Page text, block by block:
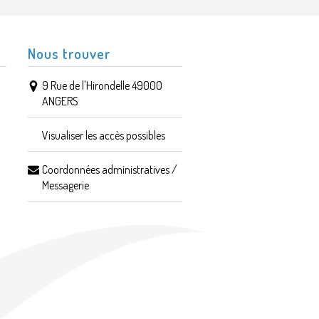
Nous trouver
9 Rue de l'Hirondelle 49000
ANGERS
Visualiser les accès possibles
Coordonnées administratives /
Messagerie